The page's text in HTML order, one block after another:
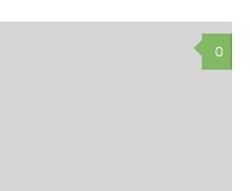
0